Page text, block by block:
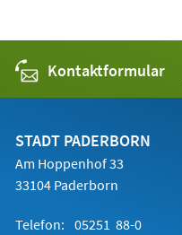
Kontaktformular
STADT PADERBORN
Am Hoppenhof 33
33104 Paderborn
Telefon: 05251 88-0